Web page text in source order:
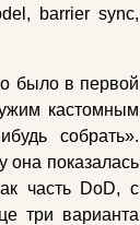
barrier sync,
было в первой
кастомным
собрать».
она показалась
часть DoD, с
три варианта